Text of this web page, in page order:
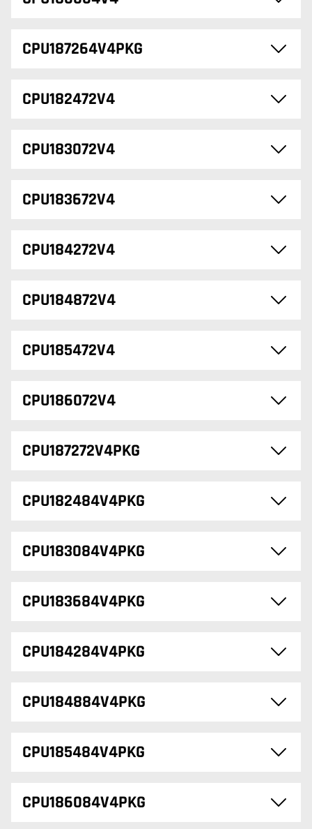
CPU187264V4PKG
CPU182472V4
CPU183072V4
CPU183672V4
CPU184272V4
CPU184872V4
CPU185472V4
CPU186072V4
CPU187272V4PKG
CPU182484V4PKG
CPU183084V4PKG
CPU183684V4PKG
CPU184284V4PKG
CPU184884V4PKG
CPU185484V4PKG
CPU186084V4PKG